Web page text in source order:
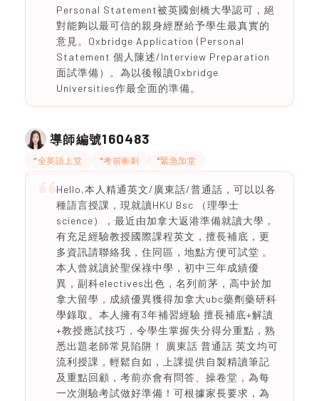
Personal Statement被英國劍橋大學認可，絕
對能夠以最可信的親身經歷給予學生最真實的
意見。Oxbridge Application (Personal
Statement 個人陳述/Interview Preparation
面試準備）。為以後報讀Oxbridge
Universities作最全面的準備。
導師編號160483
*全英語上堂 *考前衝刺 *緊急加堂
Hello,本人精通英文/廣東話/普通話，可以以各
種語言授課，現就讀HKU Bsc （理學士
science），最近由加拿大返港準備就讀大學，
有充足經驗教授國際課程英文，擅長補底，更
多資訊請聯絡我，住同區，地點方便可試堂 。
本人曾就讀於聖保祿中學，初中三年成績優
異，副科electives出色，名列前茅，高中於加
拿大留學，成績優異獲得加拿大ubc藥劑藥研科
學錄取。本人擁有3年補習經驗 擅長補底+解讀
+教授應試技巧，令學生掌握失分得分重點，熟
悉出題老師常見陷阱！ 廣東話 普通話 英文均可
流利授課，輕鬆自如，上課提供自製精讀筆記
及重點回顧，考前亦會有問答、操卷堂，為每
一次測驗考試做好準備！可根據家長要求，為